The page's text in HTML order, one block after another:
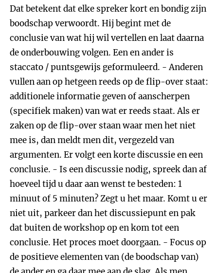
Dat betekent dat elke spreker kort en bondig zijn
boodschap verwoordt. Hij begint met de
conclusie van wat hij wil vertellen en laat daarna
de onderbouwing volgen. Een en ander is
staccato / puntsgewijs geformuleerd. - Anderen
vullen aan op hetgeen reeds op de flip-over staat:
additionele informatie geven of aanscherpen
(specifiek maken) van wat er reeds staat. Als er
zaken op de flip-over staan waar men het niet
mee is, dan meldt men dit, vergezeld van
argumenten. Er volgt een korte discussie en een
conclusie. - Is een discussie nodig, spreek dan af
hoeveel tijd u daar aan wenst te besteden: 1
minuut of 5 minuten? Zegt u het maar. Komt u er
niet uit, parkeer dan het discussiepunt en pak
dat buiten de workshop op en kom tot een
conclusie. Het proces moet doorgaan. - Focus op
de positieve elementen van (de boodschap van)